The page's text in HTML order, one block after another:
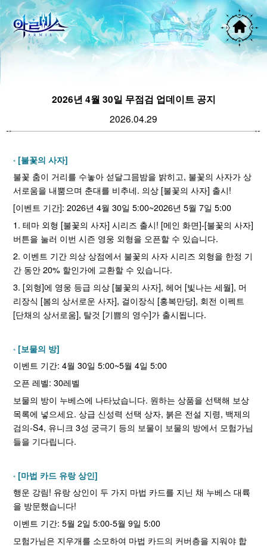
2026년 4월 30일 무점검 업데이트 공지
2026.04.29
[불꽃의 사자]
불꽃 춤이 거리를 수놓아 섣달그믐밤을 밝히고, 불꽃의 사자가 상
서로움을 내뿜으며 춘대를 비추네. 의상 [불꽃의 사자] 출시!
[이벤트 기간]: 2026년 4월 30일 5:00~2026년 5월 7일 5:00
1. 테마 외형 [불꽃의 사자] 시리즈 출시! [메인 화면]-[불꽃의 사자]
버튼을 눌러 이번 시즌 영웅 외형을 오픈할 수 있습니다.
2. 이벤트 기간 의상 상점에서 불꽃의 사자 시리즈 외형을 한정 기
간 동안 20% 할인가에 교환할 수 있습니다.
3. [외형]에 영웅 등급 의상 [불꽃의 사자], 헤어 [빛나는 세월], 머
리장식 [봄의 상서로운 사자], 걸이장식 [홍복만당], 회전 이펙트
[단채의 상서로움], 탈것 [기쁨의 영수]가 출시됩니다.
[보물의 방]
이벤트 기간: 4월 30일 5:00~5월 4일 5:00
오픈 레벨: 30레벨
보물의 방이 누베스에 나타났습니다. 원하는 상품을 선택해 보상
목록에 넣으세요. 상급 신성력 선택 상자, 붉은 전설 지령, 백제의
검의-S4, 유니크 3성 궁극기 등의 보물이 보물의 방에서 모험가님
들을 기다립니다.
[마법 카드 유랑 상인]
행운 강림! 유랑 상인이 두 가지 마법 카드를 지닌 채 누베스 대륙
을 방문했습니다!
이벤트 기간: 5월 2일 5:00-5월 9일 5:00
모험가님은 지우개를 소모하여 마법 카드의 커버층을 지워야 합